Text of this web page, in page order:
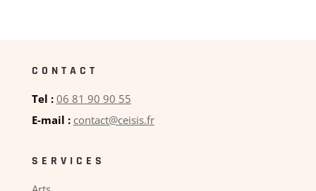
CONTACT
Tel : 06 81 90 90 55
E-mail : contact@ceisis.fr
SERVICES